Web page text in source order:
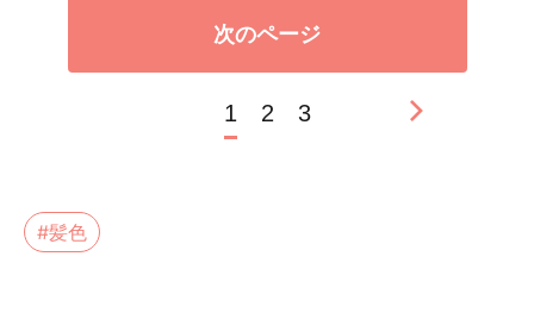
次のページ
1 2 3
#髪色